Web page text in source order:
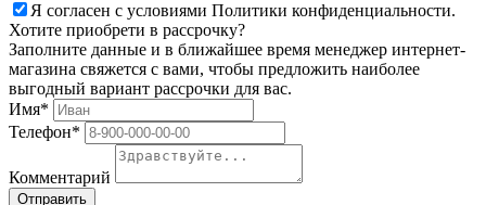
Я согласен с условиями Политики конфиденциальности.
Хотите приобрети в рассрочку?
Заполните данные и в ближайшее время менеджер интернет-
магазина свяжется с вами, чтобы предложить наиболее
выгодный вариант рассрочки для вас.
Имя*
Телефон*
Комментарий